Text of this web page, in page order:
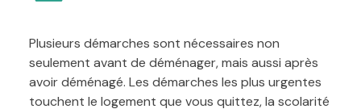
Plusieurs démarches sont nécessaires non
seulement avant de déménager, mais aussi après
avoir déménagé. Les démarches les plus urgentes
touchent le logement que vous quittez, la scolarité